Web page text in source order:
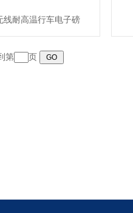
线耐高温行车电子磅
第 页